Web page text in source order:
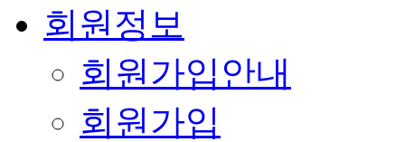
회원정보
회원가입안내
회원가입